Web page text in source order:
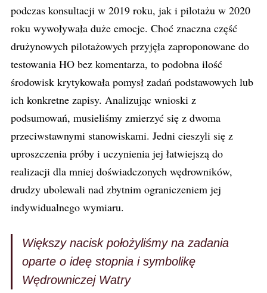
podczas konsultacji w 2019 roku, jak i pilotażu w 2020
roku wywoływała duże emocje. Choć znaczna część
drużynowych pilotażowych przyjęła zaproponowane do
testowania HO bez komentarza, to podobna ilość
środowisk krytykowała pomysł zadań podstawowych lub
ich konkretne zapisy. Analizując wnioski z
podsumowań, musieliśmy zmierzyć się z dwoma
przeciwstawnymi stanowiskami. Jedni cieszyli się z
uproszczenia próby i uczynienia jej łatwiejszą do
realizacji dla mniej doświadczonych wędrowników,
drudzy ubolewali nad zbytnim ograniczeniem jej
indywidualnego wymiaru.
Większy nacisk położyliśmy na zadania
oparte o ideę stopnia i symbolikę
Wędrowniczej Watry